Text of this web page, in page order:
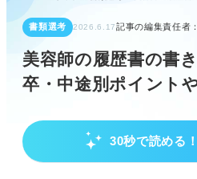
書類選考 2026.6.17記事の編集責任者：
美容師の履歴書の書
卒・中途別ポイント
30秒で読める
美容師履歴書の基本と差別